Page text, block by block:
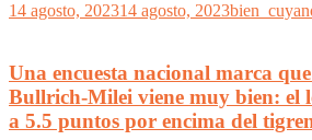
14 agosto, 202314 agosto, 2023
Una encuesta nacional marca
Bullrich-Milei viene muy bien: el
a 5.5 puntos por encima del